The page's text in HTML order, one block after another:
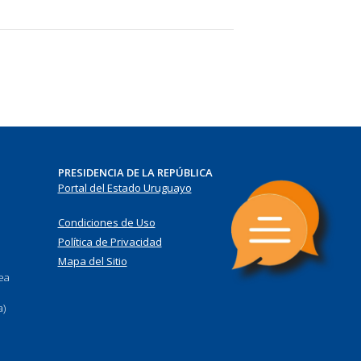
PRESIDENCIA DE LA REPÚBLICA
Portal del Estado Uruguayo
Condiciones de Uso
Política de Privacidad
Mapa del Sitio